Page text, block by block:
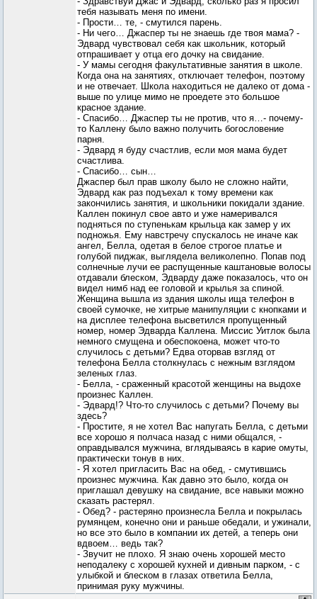
тебя называть меня по имени.
- Прости… те, - смутился парень.
- Ни чего… Джаспер ты не знаешь где твоя мама? -
Эдвард чувствовал себя как школьник, который
отпрашивает у отца его дочку на свидание.
- У мамы сегодня факультативные занятия в школе.
Когда она на занятиях, отключает телефон, поэтому
и не отвечает. Школа находиться не далеко от дома -
выше по улице мимо не проедете это большое
красное здание.
- Спасибо… Джаспер ты не против, что я…- почему-
то Каллену было важно получить богословение
парня.
- Эдвард я буду счастлив, если моя мама будет
счастлива.
- Спасибо… сын…
Джаспер был прав школу было не сложно найти,
Эдвард как раз подъехал к тому времени как
закончились занятия, и школьники покидали здание.
Каллен покинул свое авто и уже намеривался
подняться по ступенькам крыльца как замер у их
подножья. Ему навстречу спускалось не иначе как
ангел, Белла, одетая в белое строгое платье и
голубой пиджак, выглядела великолепно. Попав под
солнечные лучи ее распущенные каштановые волосы
отдавали блеском, Эдварду даже показалось, что он
видел нимб над ее головой и крылья за спиной.
Женщина вышла из здания школы ища телефон в
своей сумочке, не хитрые манипуляции с кнопками и
на дисплее телефона высветился пропущенный
номер, номер Эдварда Каллена. Миссис Уитлок была
немного смущена и обеспокоена, может что-то
случилось с детьми? Едва оторвав взгляд от
телефона Белла столкнулась с нежным взглядом
зеленых глаз.
- Белла, - сраженный красотой женщины на выдохе
произнес Каллен.
- Эдвард!? Что-то случилось с детьми? Почему вы
здесь?
- Простите, я не хотел Вас напугать Белла, с детьми
все хорошо я полчаса назад с ними общался, -
оправдывался мужчина, вглядываясь в карие омуты,
практически тонув в них.
- Я хотел пригласить Вас на обед, - смутившись
произнес мужчина. Как давно это было, когда он
приглашал девушку на свидание, все навыки можно
сказать растерял.
- Обед? - растеряно произнесла Белла и покрылась
румянцем, конечно они и раньше обедали, и ужинали,
но все это было в компании их детей, а теперь они
вдвоем… ведь так?
- Звучит не плохо. Я знаю очень хорошей место
неподалеку с хорошей кухней и дивным парком, - с
улыбкой и блеском в глазах ответила Белла,
принимая руку мужчины.